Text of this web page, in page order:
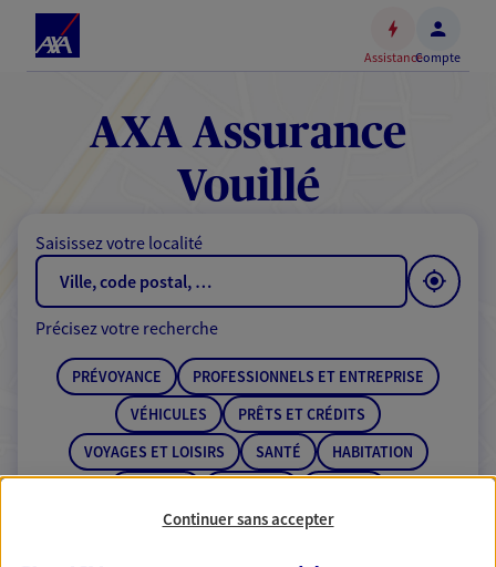
Accéder
contenu
principal
Accéder
au
de
AssistanceCompte
AXA Assurance
Vouillé
Saisissez votre localité
Précisez votre recherche
PRÉVOYANCE
PROFESSIONNELS ET ENTREPRISE
VÉHICULES
PRÊTS ET CRÉDITS
VOYAGES ET LOISIRS
SANTÉ
HABITATION
Continuer sans accepter